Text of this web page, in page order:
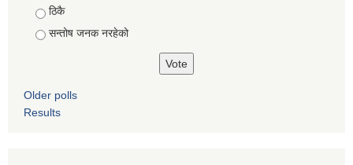
ठिकै
सन्तोष जनक नरहेको
Older polls
Results